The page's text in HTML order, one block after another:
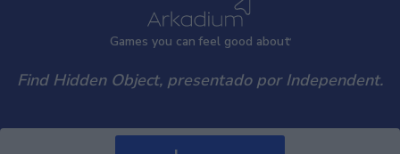
Games you can feel good about
Find Hidden Object, presentado por Independent.